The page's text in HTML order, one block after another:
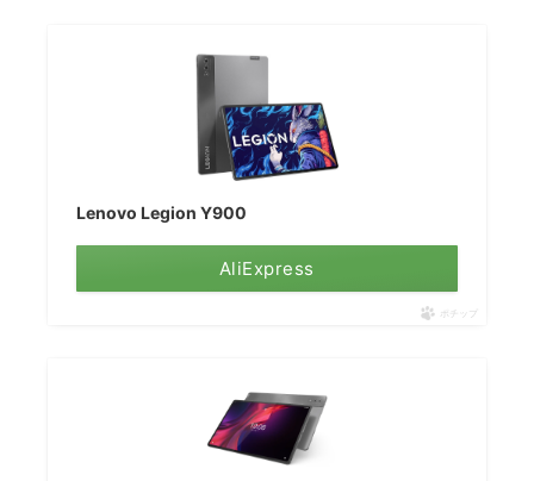
Lenovo Legion Y900
AliExpress
ポチップ